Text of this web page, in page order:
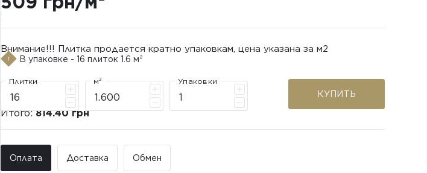
Внимание!!! Плитка продается кратно упаковкам, цена указана за м2
В упаковке - 16 плиток 1.6 м²
Плитки м² Упаковки
КУПИТЬ
Итого:814.40 грн
Оплата Доставка Обмен